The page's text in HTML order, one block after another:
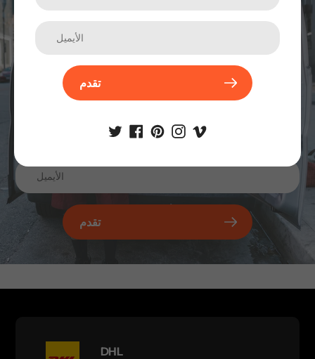
تقدم
DHL
تقدم